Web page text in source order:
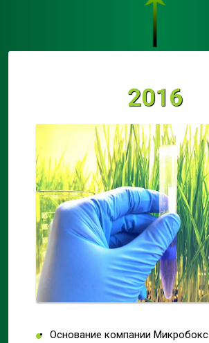
2016
Основание компании Микробокс